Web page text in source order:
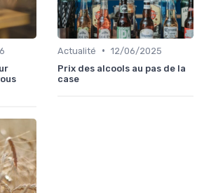
Actualité • 12/06/2025
Prix des alcools au pas de la
case